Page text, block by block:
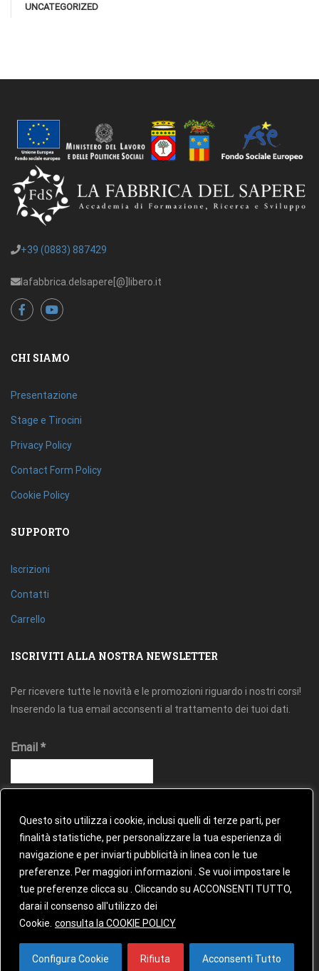
Questo sito utilizza i cookie, inclusi quelli di terze parti, per
finalità statistiche, per personalizzare la tua esperienza di
navigazione e per inviarti pubblicità in linea con le tue
preferenze. Per maggiori informazioni . Se vuoi impostare le
tue preferenze clicca su . Cliccando su ACCONSENTI TUTTO,
darai il consenso all'utilizzo dei
Cookie. consulta la COOKIE POLICY
Configura Cookie Rifiuta Acconsenti Tutto
UNCATEGORIZED
+39 (0883) 887429
lafabbrica.delsapere[@]libero.it
CHI SIAMO
Presentazione
Stage e Tirocini
Privacy Policy
Contact Form Policy
Cookie Policy
SUPPORTO
Iscrizioni
Contatti
Carrello
ISCRIVITI ALLA NOSTRA NEWSLETTER
Per ricevere tutte le novità e le promozioni riguardo i nostri corsi!
Inserendo la tua email acconsenti al trattamento dei tuoi dati.
Email *